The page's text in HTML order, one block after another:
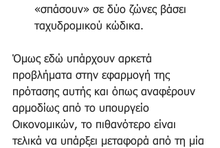
«σπάσουν» σε δύο ζώνες βάσει
ταχυδρομικού κώδικα.
Όμως εδώ υπάρχουν αρκετά
προβλήματα στην εφαρμογή της
πρότασης αυτής και όπως αναφέρουν
αρμοδίως από το υπουργείο
Οικονομικών, το πιθανότερο είναι
τελικά να υπάρξει μεταφορά από τη μία